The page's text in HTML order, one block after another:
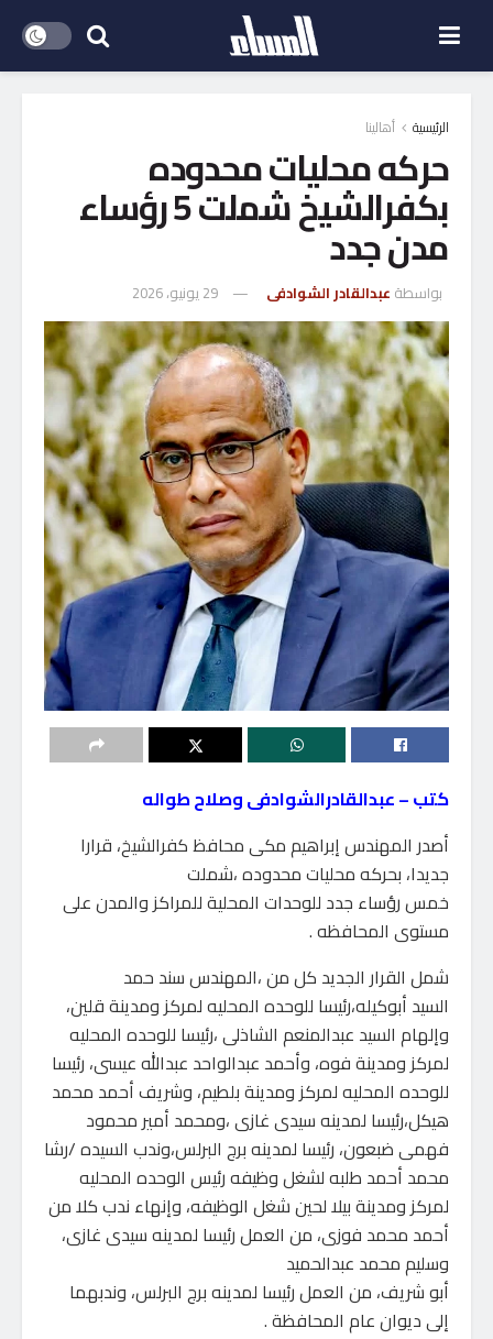
الرئيسية أهالينا
حركه محليات محدوده
بكفرالشيخ شملت 5 رؤساء
مدن جدد
بواسطة عبدالقادر الشوادفى 29 يونيو، 2026
كتب – عبدالقادرالشوادفى وصلاح طواله
أصدر المهندس إبراهيم مكى محافظ كفرالشيخ، قرارا
جديدا، بحركه محليات محدوده ،شملت
خمس رؤساء جدد للوحدات المحلية للمراكز والمدن على
مستوى المحافظه .
شمل القرار الجديد كل من ،المهندس سند حمد
السيد أبوكيله،رئيسا للوحده المحليه لمركز ومدينة قلين،
وإلهام السيد عبدالمنعم الشاذلى ،رئيسا للوحده المحليه
لمركز ومدينة فوه، وأحمد عبدالواحد عبدالله عيسى، رئيسا
للوحده المحليه لمركز ومدينة بلطيم، وشريف أحمد محمد
هيكل،رئيسا لمدينه سيدى غازى ،ومحمد أمير محمود
فهمى ضبعون، رئيسا لمدينه برج البرلس،وندب السيده /رشا
محمد أحمد طلبه لشغل وظيفه رئيس الوحده المحليه
لمركز ومدينة بيلا لحين شغل الوظيفه، وإنهاء ندب كلا من
أحمد محمد فوزى، من العمل رئيسا لمدينه سيدى غازى،
وسليم محمد عبدالحميد
أبو شريف، من العمل رئيسا لمدينه برج البرلس، وندبهما
إلى ديوان عام المحافظة .